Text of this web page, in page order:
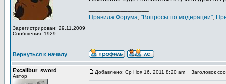
Зарегистрирован: 29.11.2009
Сообщения: 1929
Правила Форума, "Вопросы по модерации",
Вернуться к началу
Excalibur_sword
Автор
Добавлено: Ср Ноя 16, 2011 8:20 am Заголовок